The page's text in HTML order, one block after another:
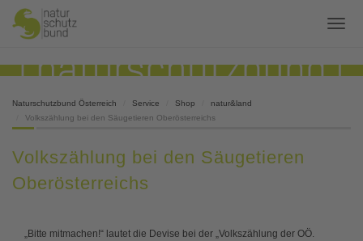
Naturschutzbund Österreich Service Shop
natur&land
Volkszählung bei den Säugetieren Oberösterreichs
Volkszählung bei den Säugetieren
Oberösterreichs
„Bitte mitmachen!“ lautet die Devise bei der „Volkszählung der OÖ.